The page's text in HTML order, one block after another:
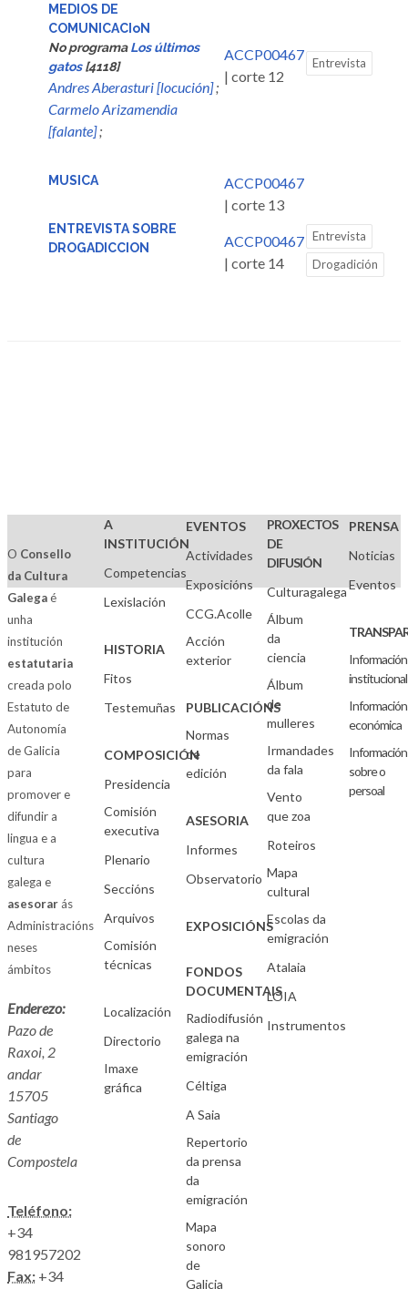
MEDIOS DE
COMUNICACIoN
No programaLos últimos
gatos[4118]
Andres Aberasturi [locución];
Carmelo Arizamendia
[falante];
ACCP00467
| corte 12
Entrevista
MUSICA
ACCP00467
| corte 13
ENTREVISTA SOBRE
DROGADICCION
ACCP00467
| corte 14
Entrevista
Drogadición
O Consello
da Cultura
Galegaé
unha
institución
estatutaria
creada polo
Estatuto de
Autonomía
de Galicia
para
promover e
difundir a
lingua e a
cultura
galega e
asesorarás
Administracións
neses
ámbitos
Enderezo:
Pazo de
Raxoi, 2
andar
15705
Santiago
de
Compostela
Teléfono:
+34
981957202
Fax: +34
A
INSTITUCIÓN
Competencias
Lexislación
HISTORIA
Fitos
Testemuñas
COMPOSICIÓN
Presidencia
Comisión
executiva
Plenario
Seccións
Arquivos
Comisión
técnicas
Localización
Directorio
Imaxe
gráfica
EVENTOS
Actividades
Exposicións
CCG.Acolle
Acción
exterior
PUBLICACIÓNS
Normas
de
edición
ASESORIA
Informes
Observatorio
EXPOSICIÓNS
FONDOS
DOCUMENTAIS
Radiodifusión
galega na
emigración
Céltiga
A Saia
Repertorio
da prensa
da
emigración
Mapa
sonoro
de
Galicia
PROXECTOS
DE
DIFUSIÓN
Culturagalega
Álbum
da
ciencia
Álbum
de
mulleres
Irmandades
da fala
Vento
que zoa
Roteiros
Mapa
cultural
Escolas da
emigración
Atalaia
LOIA
Instrumentos
PRENSA
Noticias
Eventos
Información
institucional
Información
económica
Información
sobre o
persoal